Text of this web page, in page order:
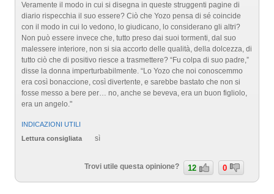
Veramente il modo in cui si disegna in queste struggenti pagine di
diario rispecchia il suo essere? Ciò che Yozo pensa di sé coincide
con il modo in cui lo vedono, lo giudicano, lo considerano gli altri?
Non può essere invece che, tutto preso dai suoi tormenti, dal suo
malessere interiore, non si sia accorto delle qualità, della dolcezza, di
tutto ciò che di positivo riesce a trasmettere? “Fu colpa di suo padre,”
disse la donna imperturbabilmente. “Lo Yozo che noi conoscemmo
era così bonaccione, così divertente, e sarebbe bastato che non si
fosse messo a bere per… no, anche se beveva, era un buon figliolo,
era un angelo."
INDICAZIONI UTILI
Lettura consigliata
sì
Trovi utile questa opinione? 12 0